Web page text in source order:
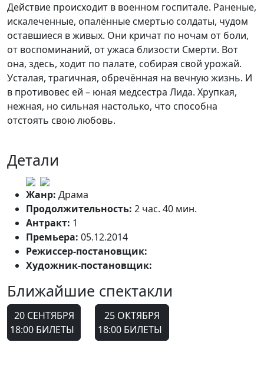
Действие происходит в военном госпитале. Раненые,
искалеченные, опалённые смертью солдаты, чудом
оставшиеся в живых. Они кричат по ночам от боли,
от воспоминаний, от ужаса близости Смерти. Вот
она, здесь, ходит по палате, собирая свой урожай.
Усталая, трагичная, обречённая на вечную жизнь. И
в противовес ей – юная медсестра Лида. Хрупкая,
нежная, но сильная настолько, что способна
отстоять свою любовь.
Детали
Жанр: Драма
Продолжительность: 2 час. 40 мин.
Антракт: 1
Премьера: 05.12.2014
Режиссер-постановщик:
Художник-постановщик:
Ближайшие спектакли
20 СЕНТЯБРЯ
18:00 БИЛЕТЫ
25 ОКТЯБРЯ
18:00 БИЛЕТЫ